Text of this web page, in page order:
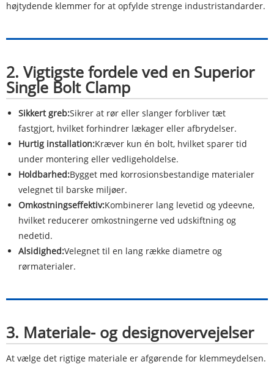
højtydende klemmer for at opfylde strenge industristandarder.
2. Vigtigste fordele ved en Superior
Single Bolt Clamp
Sikkert greb:Sikrer at rør eller slanger forbliver tæt
fastgjort, hvilket forhindrer lækager eller afbrydelser.
Hurtig installation:Kræver kun én bolt, hvilket sparer tid
under montering eller vedligeholdelse.
Holdbarhed:Bygget med korrosionsbestandige materialer
velegnet til barske miljøer.
Omkostningseffektiv:Kombinerer lang levetid og ydeevne,
hvilket reducerer omkostningerne ved udskiftning og
nedetid.
Alsidighed:Velegnet til en lang række diametre og
rørmaterialer.
3. Materiale- og designovervejelser
At vælge det rigtige materiale er afgørende for klemmeydelsen.